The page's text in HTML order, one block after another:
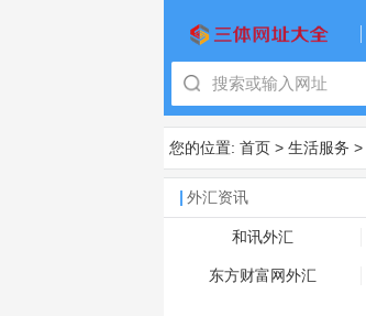
您的位置: 首页 > 生活服务 >
外汇资讯
和讯外汇
东方财富网外汇